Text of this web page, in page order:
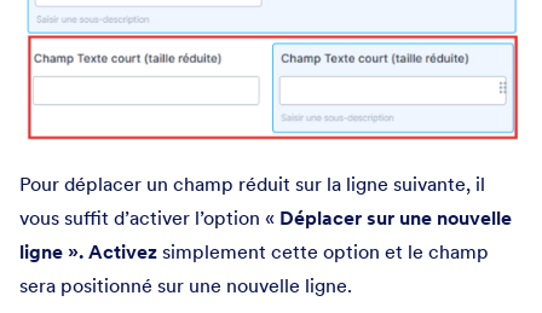
Pour déplacer un champ réduit sur la ligne suivante, il
vous suffit d’activer l’option « Déplacer sur une nouvelle
ligne ». Activez simplement cette option et le champ
sera positionné sur une nouvelle ligne.